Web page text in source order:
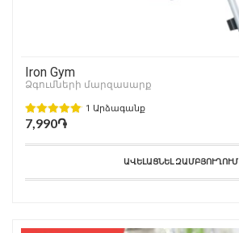
Iron Gym
Ձգումների մարզասարք
1 Արձագանք
7,990֏
ԱՎԵԼԱՑՆԵԼ ԶԱՄԲՅՈՒՂՈՒՄ